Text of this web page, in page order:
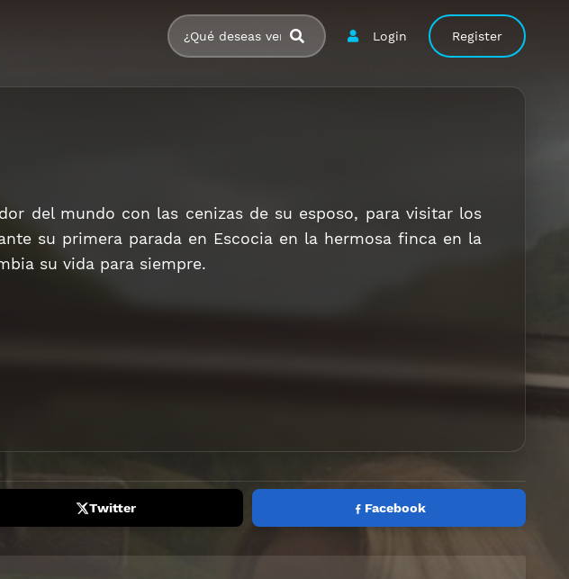
Login Register
del mundo con las cenizas de su esposo, para visitar los
su primera parada en Escocia en la hermosa finca en la
su vida para siempre.
Twitter Facebook